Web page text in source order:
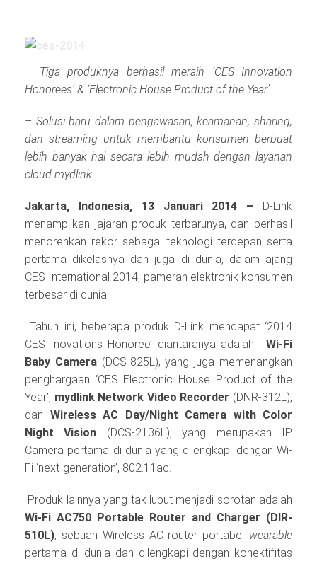
– Tiga produknya berhasil meraih ‘CES Innovation
Honorees’ & ‘Electronic House Product of the Year’
– Solusi baru dalam pengawasan, keamanan, sharing,
dan streaming untuk membantu konsumen berbuat
lebih banyak hal secara lebih mudah dengan layanan
cloud mydlink
Jakarta, Indonesia, 13 Januari 2014 – D-Link
menampilkan jajaran produk terbarunya, dan berhasil
menorehkan rekor sebagai teknologi terdepan serta
pertama dikelasnya dan juga di dunia, dalam ajang
CES International 2014, pameran elektronik konsumen
terbesar di dunia.
Tahun ini, beberapa produk D-Link mendapat ‘2014
CES Inovations Honoree’ diantaranya adalah :Wi-Fi
Baby Camera(DCS-825L), yang juga memenangkan
penghargaan ‘CES Electronic House Product of the
Year’, mydlink Network Video Recorder (DNR-312L),
dan Wireless AC Day/Night Camera with Color
Night Vision (DCS-2136L), yang merupakan IP
Camera pertama di dunia yang dilengkapi dengan Wi-
Fi ‘next-generation’, 802.11ac.
Produk lainnya yang tak luput menjadi sorotan adalah
Wi-Fi AC750 Portable Router and Charger (DIR-
510L), sebuah Wireless AC router portabel wearable
pertama di dunia dan dilengkapi dengan konektifitas